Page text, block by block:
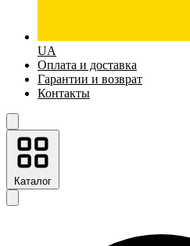
UA
Оплата и доставка
Гарантии и возврат
Контакты
Каталог